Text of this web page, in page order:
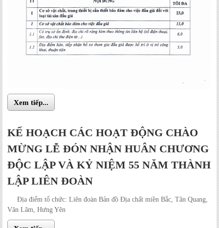
Xem tiếp...
KẾ HOẠCH CÁC HOẠT ĐỘNG CHÀO
MỪNG LỄ ĐÓN NHẬN HUÂN CHƯƠNG
ĐỘC LẬP VÀ KỶ NIỆM 55 NĂM THÀNH
LẬP LIÊN ĐOÀN
Địa điểm tổ chức: Liên đoàn Bản đồ Địa chất miền Bắc, Tân Quang,
Văn Lâm, Hưng Yên